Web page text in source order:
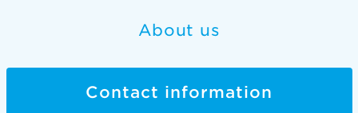
About us
Contact information